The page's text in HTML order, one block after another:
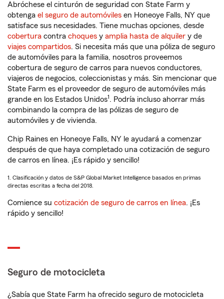
Abróchese el cinturón de seguridad con State Farm y
obtenga el seguro de automóviles en Honeoye Falls, NY que
satisface sus necesidades. Tiene muchas opciones, desde
cobertura contra choques y amplia hasta de alquiler y de
viajes compartidos. Si necesita más que una póliza de seguro
de automóviles para la familia, nosotros proveemos
cobertura de seguro de carros para nuevos conductores,
viajeros de negocios, coleccionistas y más. Sin mencionar que
State Farm es el proveedor de seguro de automóviles más
grande en los Estados Unidos1. Podría incluso ahorrar más
combinando la compra de las pólizas de seguro de
automóviles y de vivienda.
Chip Raines en Honeoye Falls, NY le ayudará a comenzar
después de que haya completado una cotización de seguro
de carros en línea. ¡Es rápido y sencillo!
1. Clasificación y datos de S&P Global Market Intelligence basados en primas
directas escritas a fecha del 2018.
Comience su cotización de seguro de carros en línea. ¡Es
rápido y sencillo!
Seguro de motocicleta
¿Sabía que State Farm ha ofrecido seguro de motocicleta